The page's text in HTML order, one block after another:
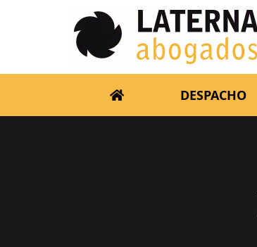
DESPACHO